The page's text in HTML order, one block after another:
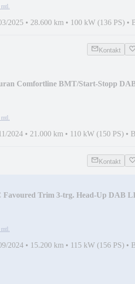
mtl.
2025 • 28.600 km • 100 kW (136 PS) •
Kontakt
Comfortline BMT/Start-Stopp
mtl.
2024 • 21.000 km • 110 kW (150 PS) •
Kontakt
Trim 3-trg. Head-Up DAB
mtl.
2024 • 15.200 km • 115 kW (156 PS) •